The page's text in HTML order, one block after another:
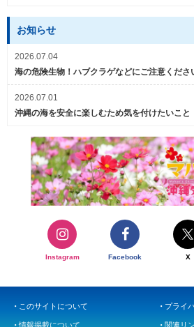
お知らせ
2026.07.04
海の危険生物！ハブクラゲなどにご注意くださ
2026.07.01
沖縄の海を安全に楽しむため気を付けたいこと
Instagram Facebook X
このサイトについて プライ
情報掲載について 関連リ